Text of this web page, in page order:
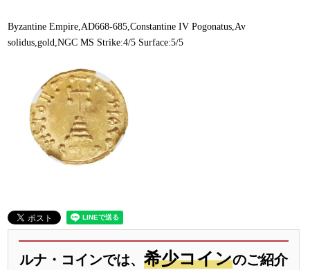
Byzantine Empire,AD668-685,Constantine IV Pogonatus,Av
solidus,gold,NGC MS Strike:4/5 Surface:5/5
ルナ・コインでは、 希少コインのご紹介